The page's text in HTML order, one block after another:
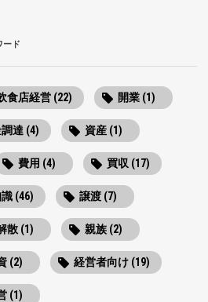
ード
食店経営 (22) 開業 (1)
達 (4) 資産 (1)
費用 (4) 買収 (17)
(46) 譲渡 (7)
散 (1) 親族 (2)
(2) 経営者向け (19)
(1)